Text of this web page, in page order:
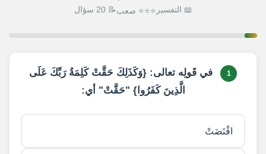
📖 التفسير ⭐⭐⭐ صعب 📝 20 سؤال
1
في قَولِه تعالى: {وَكَذَلِكَ حَقَّتْ كَلِمَةُ رَبِّكَ عَلَى
الَّذِينَ كَفَرُوا} "حَقَّتْ" أي:
اقْتَضَتْ